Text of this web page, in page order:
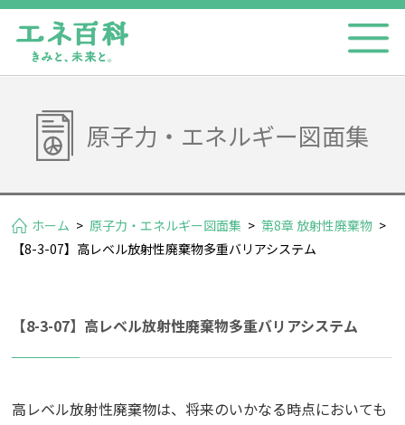
原子力・エネルギー図面集
ホーム > 原子力・エネルギー図面集 > 第8章 放射性廃棄物 >
【8-3-07】高レベル放射性廃棄物多重バリアシステム
【8-3-07】高レベル放射性廃棄物多重バリアシステム
高レベル放射性廃棄物は、将来のいかなる時点においても